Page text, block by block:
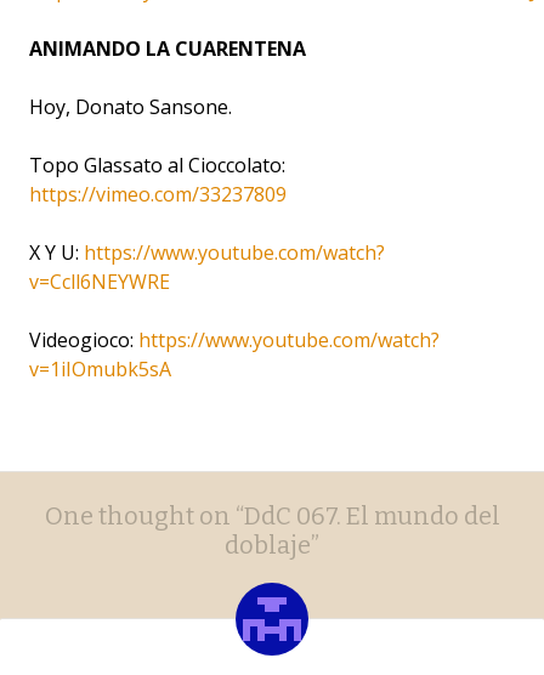
ANIMANDO LA CUARENTENA
Hoy, Donato Sansone.
Topo Glassato al Cioccolato:
https://vimeo.com/33237809
X Y U: https://www.youtube.com/watch?
v=Ccll6NEYWRE
Videogioco: https://www.youtube.com/watch?
v=1iIOmubk5sA
Post
navigation
One thought on “DdC 067. El mundo del
doblaje”